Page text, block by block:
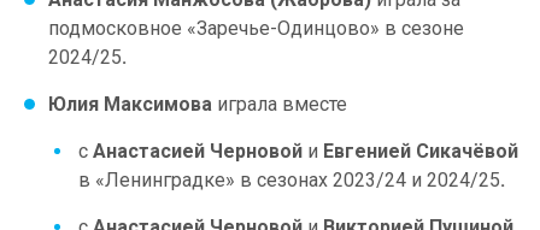
подмосковное «Заречье-Одинцово» в сезоне
2024/25.
Юлия Максимова играла вместе
с Анастасией Черновой и Евгенией Сикачёвой
в «Ленинградке» в сезонах 2023/24 и 2024/25.